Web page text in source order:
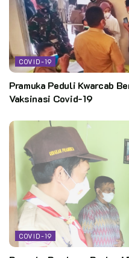
COVID-19
Pramuka Peduli Kwarcab
Vaksinasi Covid-19
COVID-19